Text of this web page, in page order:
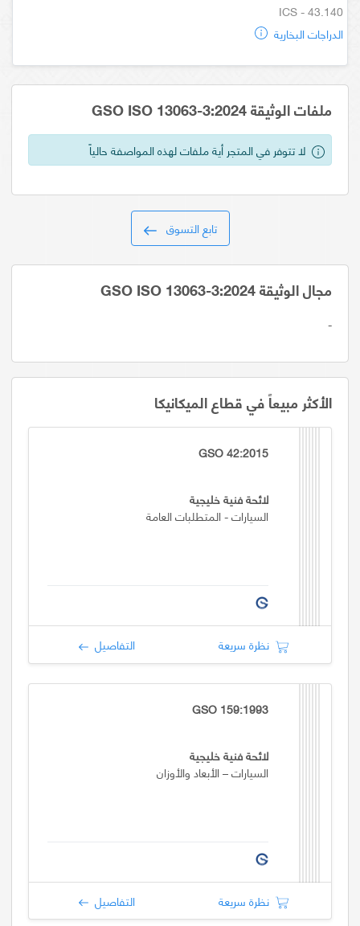
ICS - 43.140
الدراجات البخارية
ملفات الوثيقة GSO ISO 13063-3:2024
لا تتوفر في المتجر أية ملفات لهذه المواصفة حالياً
تابع التسوق
مجال الوثيقة GSO ISO 13063-3:2024
-
الأكثر مبيعاً في قطاع الميكانيكا
GSO 42:2015
لائحة فنية خليجية
السيارات - المتطلبات العامة
نظرة سريعة التفاصيل
GSO 159:1993
لائحة فنية خليجية
السيارات – الأبعاد والأوزان
نظرة سريعة التفاصيل